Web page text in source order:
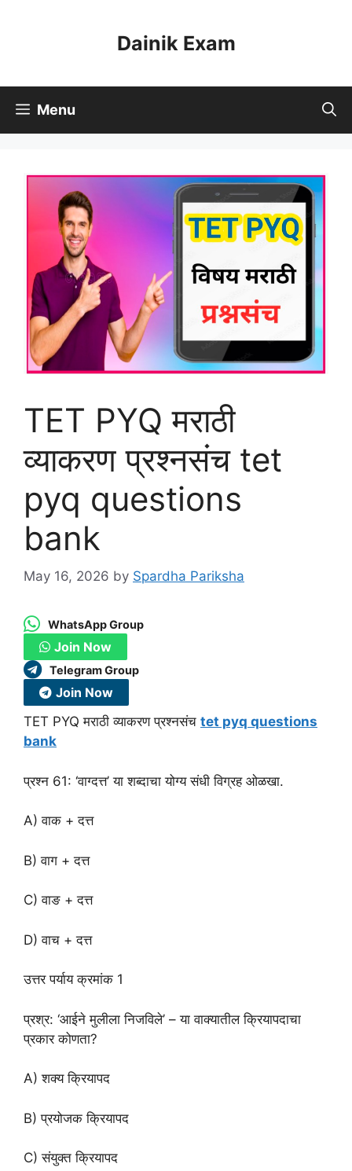
Dainik Exam
Menu
TET PYQ मराठी
व्याकरण प्रश्नसंच tet
pyq questions
bank
May 16, 2026 by Spardha Pariksha
WhatsApp Group
Join Now
Telegram Group
Join Now
TET PYQ मराठी व्याकरण प्रश्नसंच tet pyq questions
bank
प्रश्न 61: ‘वाग्दत्त’ या शब्दाचा योग्य संधी विग्रह ओळखा.
A) वाक + दत्त
B) वाग + दत्त
C) वाङ + दत्त
D) वाच + दत्त
उत्तर पर्याय क्रमांक 1
प्रश्र: ‘आईने मुलीला निजविले’ – या वाक्यातील क्रियापदाचा
प्रकार कोणता?
A) शक्य क्रियापद
B) प्रयोजक क्रियापद
C) संयुक्त क्रियापद